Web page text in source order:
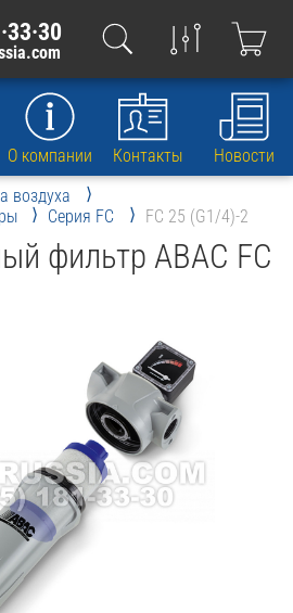
О компании Контакты
Новости
воздуха
Серия FC FC 25 (G1/4)-2
фильтр ABAC FC